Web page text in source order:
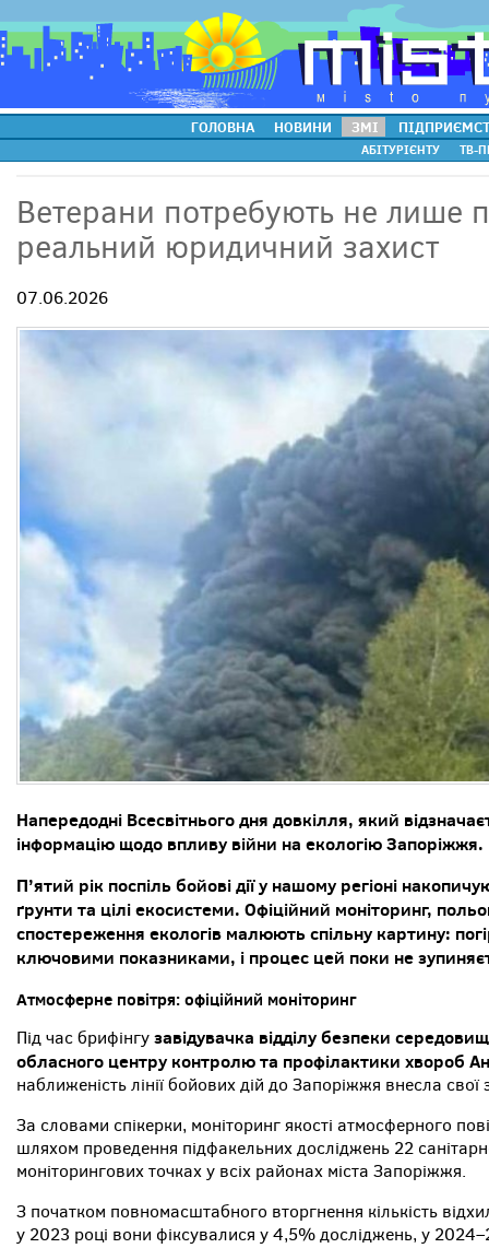
ГОЛОВНА НОВИНИ ЗМІ
АБІТУРІЄНТУ ТВ-
Ветерани потребують не лише
реальний юридичний захист
07.06.2026
Напередодні Всесвітнього дня довкілля, який
інформацію щодо впливу війни на екологію Запоріжжя.
П’ятий рік поспіль бойові дії у нашому регіоні
ґрунти та цілі екосистеми. Офіційний моніторинг,
спостереження екологів малюють спільну картину:
ключовими показниками, і процес цей поки не
Атмосферне повітря: офіційний моніторинг
Під час брифінгузавідувачка відділу безпеки
обласного центру контролю та профілактики хвороб
наближеність лінії бойових дій до Запоріжжя внесла свої
За словами спікерки, моніторинг якості атмосферного
шляхом проведення підфакельних досліджень 22
моніторингових точках у всіх районах міста Запоріжжя.
З початком повномасштабного вторгнення кількість
у 2023 році вони фіксувалися у 4,5% досліджень, у